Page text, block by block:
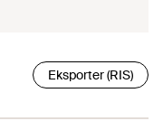
Eksporter (RIS)